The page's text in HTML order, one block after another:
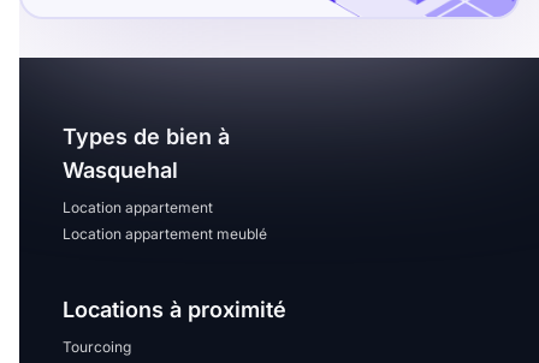
Équipements des parties
Local à vélo
Disponible à partir du
Types de bien à
Wasquehal
Location appartement
Location appartement meublé
Locations à proximité
Tourcoing